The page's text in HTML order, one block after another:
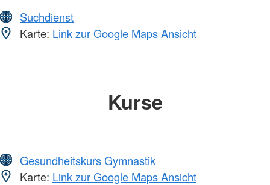
Suchdienst
Karte: Link zur Google Maps Ansicht
Kurse
Gesundheitskurs Gymnastik
Karte: Link zur Google Maps Ansicht